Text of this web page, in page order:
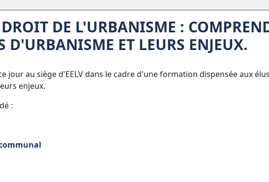
DE L'URBANISME :
D'URBANISME ET LEURS ENJEUX.
jour au siège d'EELV dans le cadre d'une formation dispensée aux
enjeux.
: